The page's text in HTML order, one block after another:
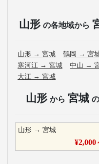
山形 の各地域から
山形 → 宮城 鶴岡 → 宮
寒河江 → 宮城 中山 →
大江 → 宮城
山形 から 宮城
山形 → 宮城
¥2,000